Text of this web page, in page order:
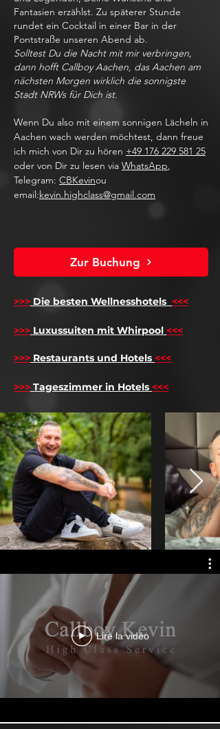
Fantasien erzählst. Zu späterer Stunde
rundet ein Cocktail in einer Bar in der
Pontstraße unseren Abend ab.
Solltest Du die Nacht mit mir verbringen,
dann hofft Callboy Aachen, das Aachen am
nächsten Morgen wirklich die sonnigste
Stadt NRWs für Dich ist.
Wenn Du also mit einem sonnigen Lächeln in
Aachen wach werden möchtest, dann freue
ich mich von Dir zu hören +49 176 229 581 25
oder von Dir zu lesen via WhatsApp,
Telegram: CBKevinou
email:kevin.highclass@gmail.com
Zur Buchung
>>> Die besten Wellnesshotels <<<
>>> Luxussuiten mit Whirpool <<<
>>> Restaurants und Hotels <<<
>>> Tageszimmer in Hotels <<<
Lire la vidéo